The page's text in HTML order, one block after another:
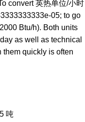
convert 英热单位/小时
05; to go
Btu/h). Both units
as well as technical
quickly is often
吨